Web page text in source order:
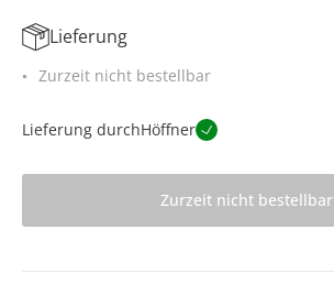
Lieferung
Zurzeit nicht bestellbar
Lieferung durchHöffner
Zurzeit nicht bestellbar